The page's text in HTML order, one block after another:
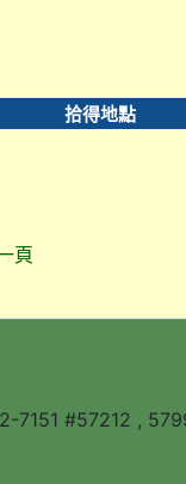
拾得地點
頁
7151 #57212 ,